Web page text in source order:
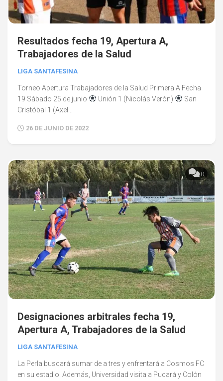
Resultados fecha 19, Apertura A,
Trabajadores de la Salud
LIGA SANTAFESINA
Torneo Apertura Trabajadores de la Salud Primera A Fecha
19 Sábado 25 de junio
Unión 1 (Nicolás Verón)
San
Cristóbal 1 (Axel...
26 DE JUNIO DE 2022
0
Designaciones arbitrales fecha 19,
Apertura A, Trabajadores de la Salud
LIGA SANTAFESINA
La Perla buscará sumar de a tres y enfrentará a Cosmos FC
en su estadio. Además, Universidad visita a Pucará y Colón